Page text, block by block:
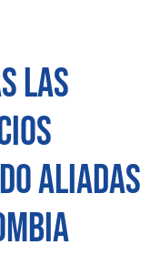
las
aliadas